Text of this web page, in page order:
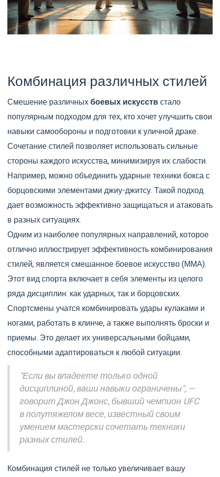
Комбинация различных стилей
Смешение различныхбоевых искусствстало
популярным подходом для тех, кто хочет улучшить свои
навыки самообороны и подготовки к уличной драке.
Сочетание стилей позволяет использовать сильные
стороны каждого искусства, минимизируя их слабости.
Например, можно объединить ударные техники бокса с
борцовскими элементами джиу-джитсу. Такой подход
дает возможность эффективно защищаться и атаковать
в разных ситуациях.
Одним из наиболее популярных направлений, которое
отлично иллюстрирует эффективность комбинирования
стилей, является смешанное боевое искусство (ММА).
Этот вид спорта включает в себя элементы из целого
ряда дисциплин: как ударных, так и борцовских.
Спортсмены учатся комбинировать удары кулаками и
ногами, работать в клинче, а также выполнять броски и
приемы. Это делает их универсальными бойцами,
способными адаптироваться к любой ситуации.
"Если вы владеете только одной
дисциплиной, ваши навыки ограничены", —
говорит Джон Джонс, бывший чемпион UFC
в полутяжелом весе, известный своим
умением мастерски сочетать техники
разных стилей.
Комбинация стилей не только увеличивает вашу